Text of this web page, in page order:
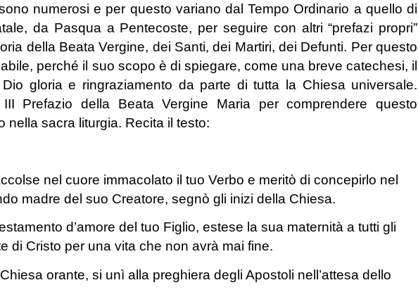
numerosi e per questo variano dal Tempo Ordinario a quello di
da Pasqua a Pentecoste, per seguire con altri “prefazi propri”
della Beata Vergine, dei Santi, dei Martiri, dei Defunti. Per questo
perché il suo scopo è di spiegare, come una breve catechesi, il
gloria e ringraziamento da parte di tutta la Chiesa universale.
Prefazio della Beata Vergine Maria per comprendere questo
nella sacra liturgia. Recita il testo:
nel cuore immacolato il tuo Verbo e meritò di concepirlo nel
madre del suo Creatore, segnò gli inizi della Chiesa.
d’amore del tuo Figlio, estese la sua maternità a tutti gli
di Cristo per una vita che non avrà mai fine.
orante, si unì alla preghiera degli Apostoli nell’attesa dello